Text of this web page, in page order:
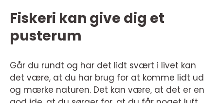
Fiskeri kan give dig et
pusterum
Går du rundt og har det lidt svært i livet kan
det være, at du har brug for at komme lidt ud
og mærke naturen. Det kan være, at det er en